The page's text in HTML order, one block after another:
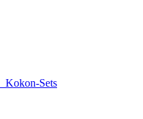
Kokon-Sets